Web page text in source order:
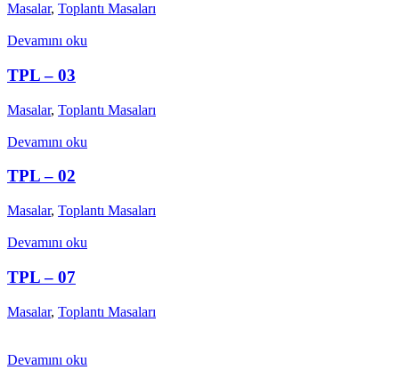
Masalar, Toplantı Masaları
Devamını oku
TPL – 03
Masalar, Toplantı Masaları
Devamını oku
TPL – 02
Masalar, Toplantı Masaları
Devamını oku
TPL – 07
Masalar, Toplantı Masaları
Devamını oku